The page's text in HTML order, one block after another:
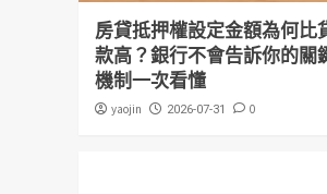
房貸抵押權設定金額為何比
款高？銀行不會告訴你的關
機制一次看懂
yaojin 2026-07-31 0